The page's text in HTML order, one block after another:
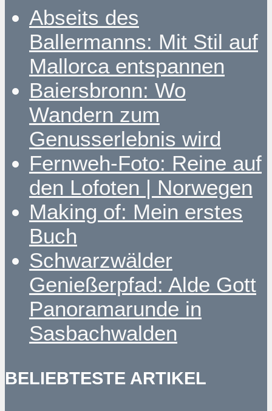
Abseits des
Ballermanns: Mit Stil auf
Mallorca entspannen
Baiersbronn: Wo
Wandern zum
Genusserlebnis wird
Fernweh-Foto: Reine auf
den Lofoten | Norwegen
Making of: Mein erstes
Buch
Schwarzwälder
Genießerpfad: Alde Gott
Panoramarunde in
Sasbachwalden
BELIEBTESTE ARTIKEL